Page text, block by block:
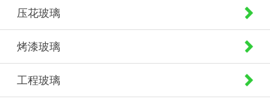
压花玻璃
烤漆玻璃
工程玻璃